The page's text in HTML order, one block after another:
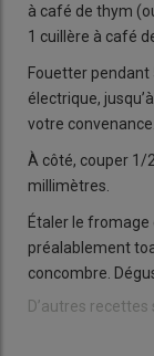
à café de thym
1 cuillère à café
Fouetter pendant
électrique,
votre convenance.
À côté, couper 1/
millimètres.
Étaler le
préalablement
concombre.
D’autres recettes